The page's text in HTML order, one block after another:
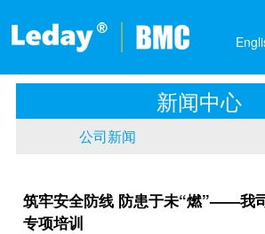
关于我们
公司简介
历届展会
新闻中心
公司新闻
产品介绍
推土机
底盘部件
联系我们
商务合作
人才招聘
新闻中心
公司新闻
筑牢安全防线 防患于未“燃”——我
专项培训